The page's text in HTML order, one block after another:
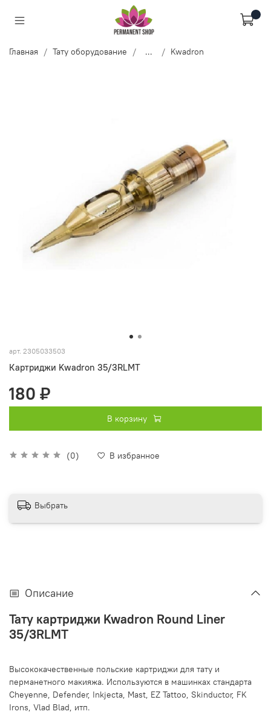
Главная Тату оборудование ... Kwadron
арт. 2305033503
Картриджи Kwadron 35/3RLMT
(0) В избранное
180 ₽
В корзину
Выбрать
Описание
Тату картриджи Kwadron Round Liner
35/3RLMT
Высококачественные польские картриджи для тату и
перманетного макияжа. Используются в машинках стандарта
Cheyenne, Defender, Inkjecta, Mast, EZ Tattoo, Skinductor, FK
Irons, Vlad Blad, итп.